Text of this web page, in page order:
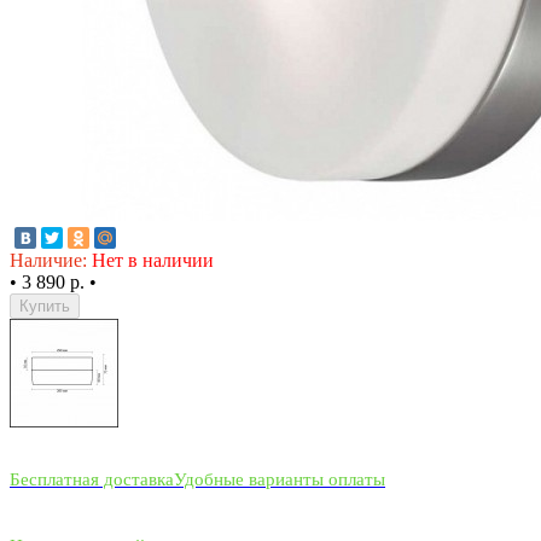
Наличие: Нет в наличии
• 3 890 р. •
Купить
Бесплатная доставкаУдобные варианты оплаты